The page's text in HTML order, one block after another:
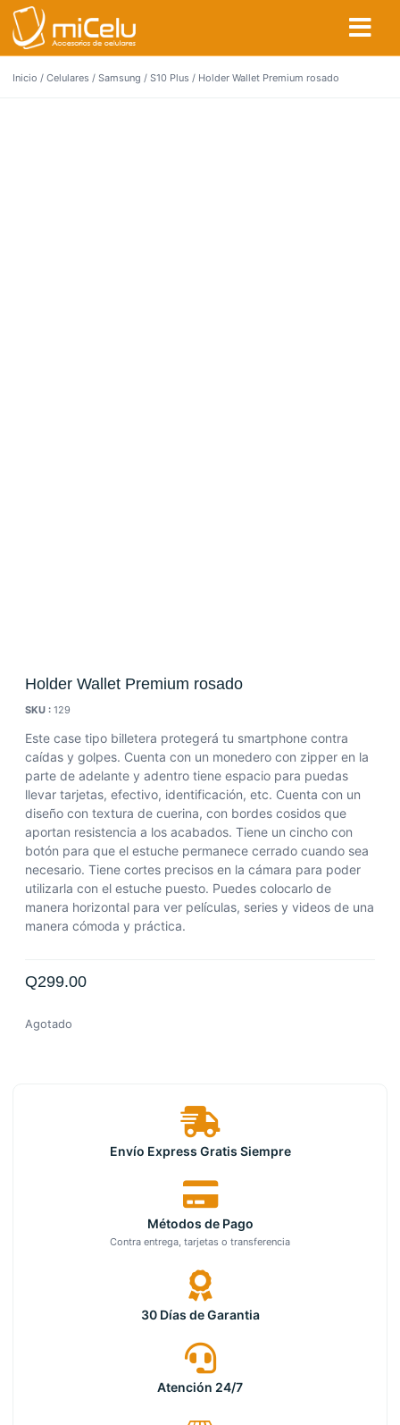
Inicio / Celulares / Samsung / S10 Plus / Holder Wallet Premium rosado
Holder Wallet Premium rosado
SKU : 129
Este case tipo billetera protegerá tu smartphone contra
caídas y golpes. Cuenta con un monedero con zipper en la
parte de adelante y adentro tiene espacio para puedas
llevar tarjetas, efectivo, identificación, etc. Cuenta con un
diseño con textura de cuerina, con bordes cosidos que
aportan resistencia a los acabados. Tiene un cincho con
botón para que el estuche permanece cerrado cuando sea
necesario. Tiene cortes precisos en la cámara para poder
utilizarla con el estuche puesto. Puedes colocarlo de
manera horizontal para ver películas, series y videos de una
manera cómoda y práctica.
Q299.00
Agotado
Envío Express Gratis Siempre
Métodos de Pago
Contra entrega, tarjetas o transferencia
30 Días de Garantia
Atención 24/7